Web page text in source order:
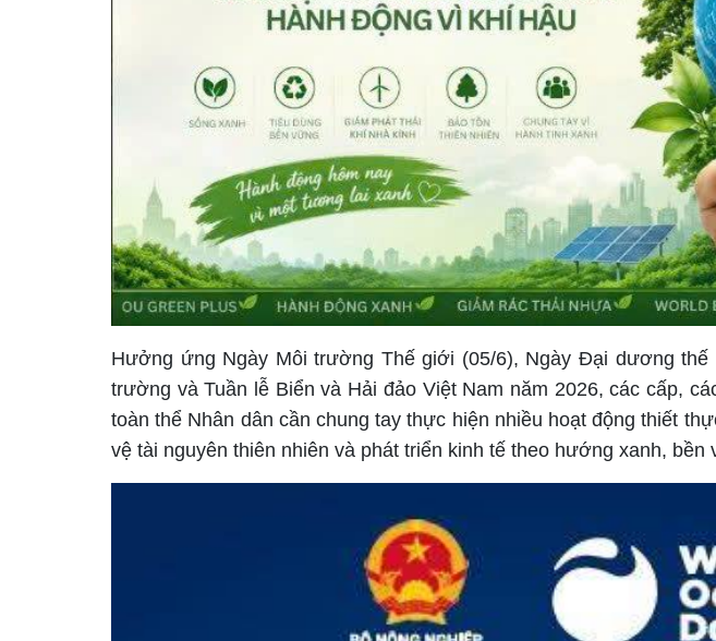
Hưởng ứng Ngày Môi trường Thế giới (05/6), Ngày Đại dương thế
trường và Tuần lễ Biển và Hải đảo Việt Nam năm 2026, các cấp,
toàn thể Nhân dân cần chung tay thực hiện nhiều hoạt động thiết
vệ tài nguyên thiên nhiên và phát triển kinh tế theo hướng xanh, bền